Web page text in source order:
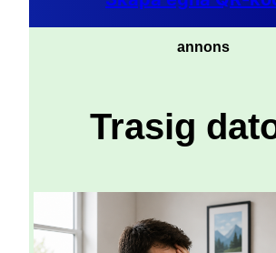
annons
Trasig